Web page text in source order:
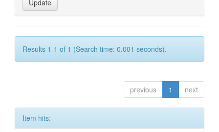
Results 1-1 of 1 (Search time: 0.001 seconds).
previous 1 next
Item hits: